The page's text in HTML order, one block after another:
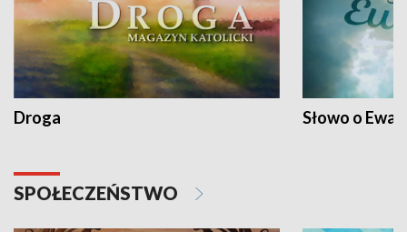
Droga Słowo o
SPOŁECZEŃSTWO